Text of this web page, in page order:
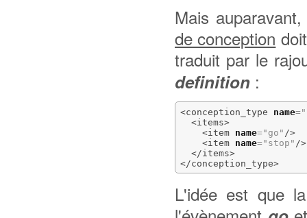
Mais
de conception
traduit par le
definition :
<conception_type name=
<items>
<item
name="go" />
<item
name="stop" />
</items>
</conception_type>
L'idée est que